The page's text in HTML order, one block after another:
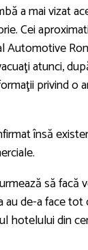
a mai vizat
Cei
Automotive
atunci,
privind o
însă
să facă
au de-a face tot
hotelului din